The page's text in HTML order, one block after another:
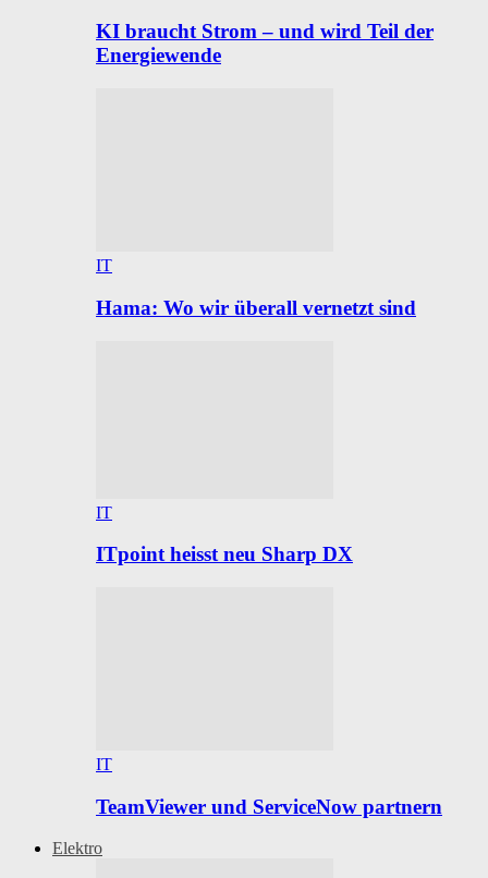
KI braucht Strom – und wird Teil der
Energiewende
IT
Hama: Wo wir überall vernetzt sind
IT
ITpoint heisst neu Sharp DX
IT
TeamViewer und ServiceNow partnern
Elektro